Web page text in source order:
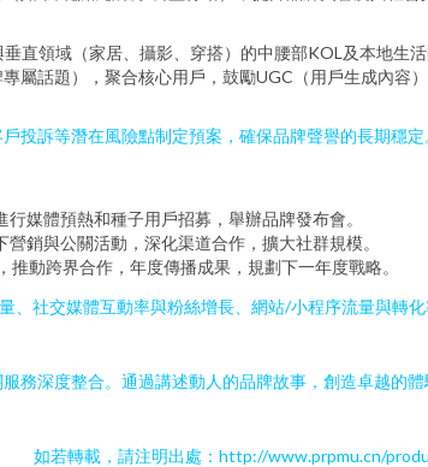
直領域（家居、攝影、穿搭）的中腰部KOL及本地生
屬話題），聚合核心用戶，鼓勵UGC（用戶生成內容
投訴等潛在風險點制定預案，確保品牌聲譽的長期穩定
媒體預熱和種子用戶招募，舉辦品牌發布會。
銷與公關活動，深化渠道合作，擴大社群規模。
動跨界合作，年度傳播成果，規劃下一年度戰略。
社交媒體互動率與粉絲增長、網站/小程序流量與轉
務深度整合。通過講述動人的品牌故事，創造卓越的
如若轉載，請注明出處：http://www.prpmu.cn/